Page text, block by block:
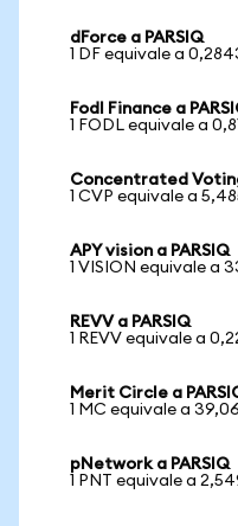
dForce a PARSIQ
1 DF equivale a
Fodl Finance a
1 FODL equivale a
Concentrated
1 CVP equivale a
APY vision a PARSIQ
1 VISION equivale a
REVV a PARSIQ
1 REVV equivale a
Merit Circle a
1 MC equivale a
pNetwork a PARSIQ
1 PNT equivale a